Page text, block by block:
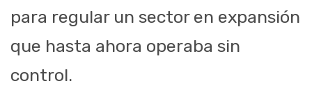
para regular un sector en expansión
que hasta ahora operaba sin
control.